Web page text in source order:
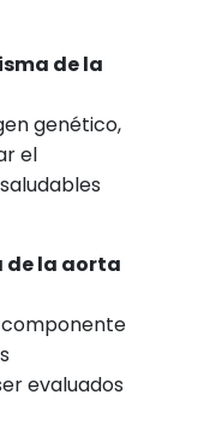
de la
genético,
el
de la aorta
componente
evaluados